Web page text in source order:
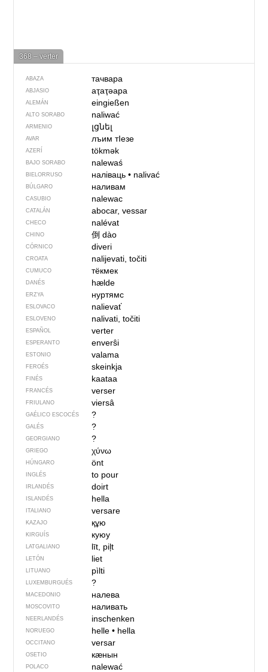
368 – verter
ABAZA тачвара
ABJASIO аҭаҭәара
ALEMÁN eingießen
ALTO SORABO naliwać
ARMENIO լցնել
AVAR лъим тIезе
AZERÍ tökmək
BAJO SORABO nalewaś
BIELORRUSO наліваць• nalivać
BÚLGARO наливам
CASUBIO nalewac
CATALÁN abocar, vessar
CHECO nalévat
CHINO 倒dào
CÓRNICO diveri
CROATA nalijevati, točiti
CUMUCO тёкмек
DANÉS hælde
ERZYA нуртямс
ESLOVACO nalievať
ESLOVENO nalivati, točiti
ESPAÑOL verter
ESPERANTO enverŝi
ESTONIO valama
FEROÉS skeinkja
FINÉS kaataa
FRANCÉS verser
FRIULANO viersâ
GAÉLICO ESCOCÉS ?
GALÉS ?
GEORGIANO ?
GRIEGO χύνω
HÚNGARO önt
INGLÉS to pour
IRLANDÉS doirt
ISLANDÉS hella
ITALIANO versare
KAZAJO құю
KIRGUÍS куюу
LATGALIANO līt, piļt
LETÓN liet
LITUANO pìlti
LUXEMBURGUÉS ?
MACEDONIO налева
MOSCOVITO наливать
NEERLANDÉS inschenken
NORUEGO helle• hella
OCCITANO versar
OSETIO кӕнын
POLACO nalewać